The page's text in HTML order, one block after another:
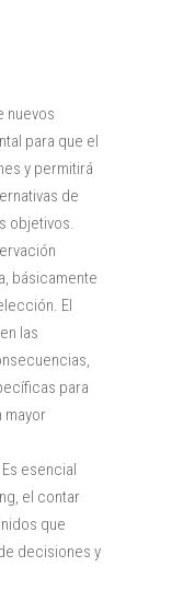
nuevos
para que el
y permitirá
de
objetivos.
básicamente
El
las
para
mayor
esencial
el contar
que
decisiones y